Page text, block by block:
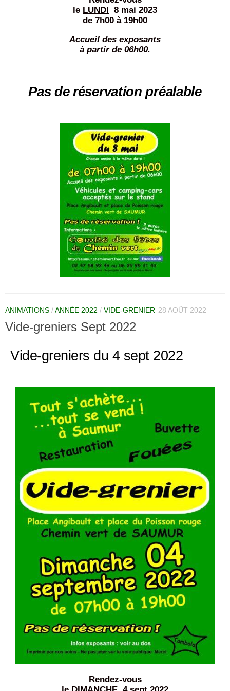
le LUNDI
8 mai 2023
de 7h00 à 19h00
Accueil des exposants
à partir de 06h00.
Pas de réservation préalable
ANIMATIONS /ANNÉE 2022 / VIDE-GRENIER 28 AOÛT 2022
Vide-greniers Sept 2022
Vide-greniers du 4 sept 2022
Rendez-vous